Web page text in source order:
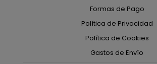
Formas de Pago
Política de Privacidad
Política de Cookies
Gastos de Envío